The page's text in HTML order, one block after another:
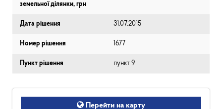
земельної ділянки, грн
Дата рішення 31.07.2015
Номер рішення 1677
Пункт рішення пункт 9
Перейти на карту